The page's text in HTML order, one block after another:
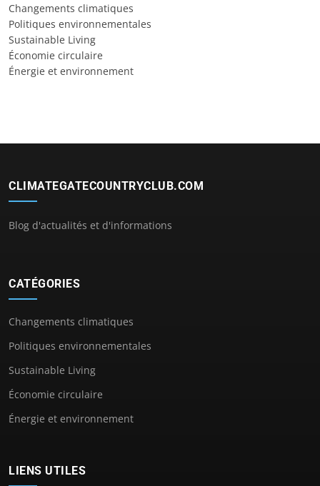
Changements climatiques
Politiques environnementales
Sustainable Living
Économie circulaire
Énergie et environnement
CLIMATEGATECOUNTRYCLUB.COM
Blog d'actualités et d'informations
CATÉGORIES
Changements climatiques
Politiques environnementales
Sustainable Living
Économie circulaire
Énergie et environnement
LIENS UTILES